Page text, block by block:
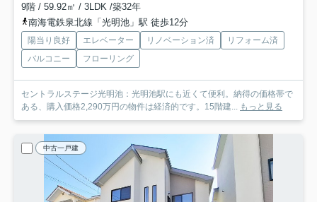
9階 / 59.92㎡ / 3LDK /築32年
南海電鉄泉北線「光明池」駅 徒歩12分
陽当り良好 エレベーター リノベーション済
リフォーム済
バルコニー
フローリング
セントラルステージ光明池：光明池駅にも近くて便利。納得の価格帯で
ある、購入価格2,290万円の物件は経済的です。15階建... もっと見る
中古一戸建